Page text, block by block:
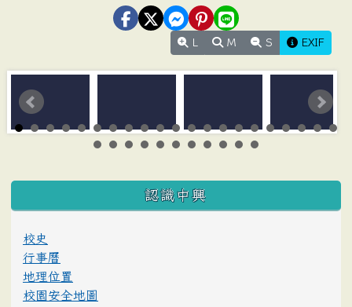
M S EXIF
:::
認識中興
校史
行事曆
地理位置
校園安全地圖